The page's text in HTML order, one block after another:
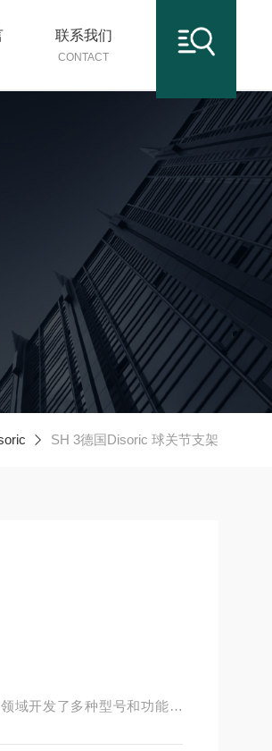
联系我们
CONTACT
SH 3德国Disoric 球关节支架
域开发了多种型号和功能原